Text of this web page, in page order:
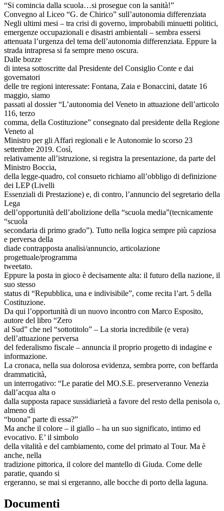
“Si comincia dalla scuola…si prosegue con la sanità!”
Convegno al Liceo “G. de Chirico” sull’autonomia differenziata
Negli ultimi mesi – tra crisi di governo, improbabili minuetti politici,
emergenze occupazionali e disastri ambientali – sembra essersi
attenuata l’urgenza del tema dell’autonomia differenziata. Eppure la
strada intrapresa si fa sempre meno oscura.
Dalle bozze
di intesa sottoscritte dal Presidente del Consiglio Conte e dai
governatori
delle tre regioni interessate: Fontana, Zaia e Bonaccini, datate 16
maggio, siamo
passati al dossier “L’autonomia del Veneto in attuazione dell’articolo
116, terzo
comma, della Costituzione” consegnato dal presidente della Regione
Veneto al
Ministro per gli Affari regionali e le Autonomie lo scorso 23
settembre 2019. Così,
relativamente all’istruzione, si registra la presentazione, da parte del
Ministro Boccia,
della legge-quadro, col consueto richiamo all’obbligo di definizione
dei LEP (Livelli
Essenziali di Prestazione) e, di contro, l’annuncio del segretario della
Lega
dell’opportunità dell’abolizione della “scuola media”(tecnicamente
“scuola
secondaria di primo grado”). Tutto nella logica sempre più capziosa
e perversa della
diade contrapposta analisi/annuncio, articolazione
progettuale/programma
tweetato.
Eppure la posta in gioco è decisamente alta: il futuro della nazione, il
suo stesso
status di “Repubblica, una e indivisibile”, come recita l’art. 5 della
Costituzione.
Da qui l’opportunità di un nuovo incontro con Marco Esposito,
autore del libro “Zero
al Sud” che nel “sottotitolo” – La storia incredibile (e vera)
dell’attuazione perversa
del federalismo fiscale – annuncia il proprio progetto di indagine e
informazione.
La cronaca, nella sua dolorosa evidenza, sembra porre, con beffarda
drammaticità,
un interrogativo: “Le paratie del MO.S.E. preserveranno Venezia
dall’acqua alta o
dalla supposta rapace sussidiarietà a favore del resto della penisola o,
almeno di
“buona” parte di essa?”
Ma anche il colore – il giallo – ha un suo significato, intimo ed
evocativo. E’ il simbolo
della vitalità e del cambiamento, come del primato al Tour. Ma è
anche, nella
tradizione pittorica, il colore del mantello di Giuda. Come delle
paratie, quando si
ergeranno, se mai si ergeranno, alle bocche di porto della laguna.
Documenti